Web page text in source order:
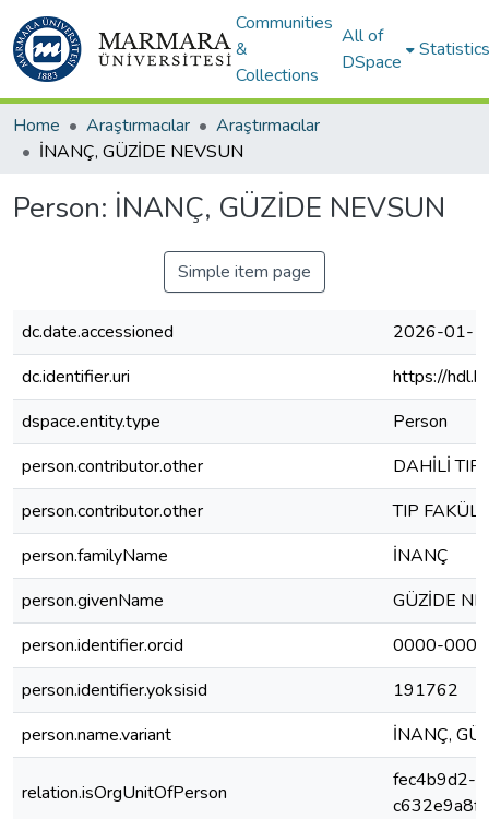
Communities
&
Collections
All of
DSpace
Statistics
Home Araştırmacılar
Araştırmacılar
İNANÇ, GÜZİDE NEVSUN
Person: İNANÇ, GÜZİDE NEVSUN
Simple item page
dc.date.accessioned
2026-01-
dc.identifier.uri
https://
dspace.entity.type
Person
person.contributor.other
DAHİLİ TIP
person.contributor.other
TIP
person.familyName
İNANÇ
person.givenName
GÜZİDE
person.identifier.orcid
0000-
person.identifier.yoksisid
191762
person.name.variant
İNANÇ,
relation.isOrgUnitOfPerson
fec4b9d2-